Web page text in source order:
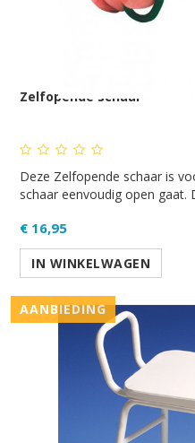
Zelfopende schaar
Deze Zelfopende schaar is
schaar eenvoudig open gaat.
€ 16,95
IN WINKELWAGEN
AANBIEDING